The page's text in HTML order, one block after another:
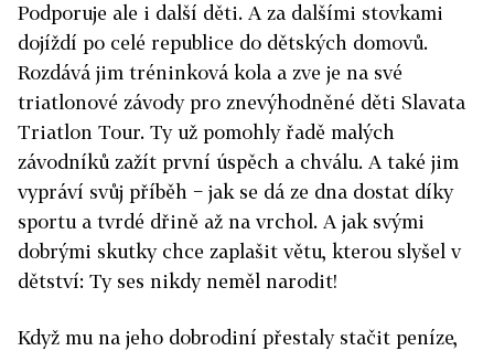
Podporuje ale i další děti. A za dalšími stovkami
dojíždí po celé republice do dětských domovů.
Rozdává jim tréninková kola a zve je na své
triatlonové závody pro znevýhodněné děti Slavata
Triatlon Tour. Ty už pomohly řadě malých
závodníků zažít první úspěch a chválu. A také jim
vypráví svůj příběh − jak se dá ze dna dostat díky
sportu a tvrdé dřině až na vrchol. A jak svými
dobrými skutky chce zaplašit větu, kterou slyšel v
dětství: Ty ses nikdy neměl narodit!
Když mu na jeho dobrodiní přestaly stačit peníze,